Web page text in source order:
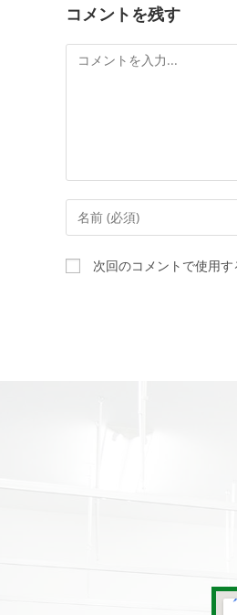
コメントを残す
次回のコメントで使用